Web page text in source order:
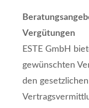
Vergütungen
ESTE GmbH
gewünschten
den